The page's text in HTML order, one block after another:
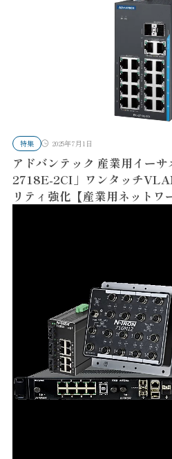
特集 2025年7月1日
アドバンテック 産業用イー
2718E-2CI」ワンタッチ
リティ強化【産業用ネットワ